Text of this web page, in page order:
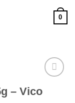
0
à la liste
– Vico